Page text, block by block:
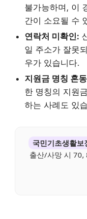
불가능하며, 이
간이 소요될 수
연락처 미확인:
일 주소가 잘못
우가 있습니다.
지원금 명칭 혼
한 명칭의 지원
하는 사례도 있
국민기초생활보
출산/사망 시 70,